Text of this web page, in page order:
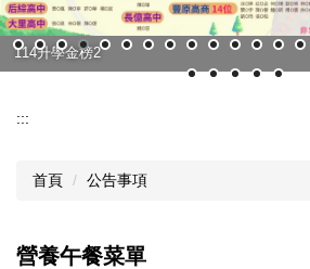
114升學金榜2
資優人數公立學校第二名
:::
首頁 公告事項
營養午餐菜單